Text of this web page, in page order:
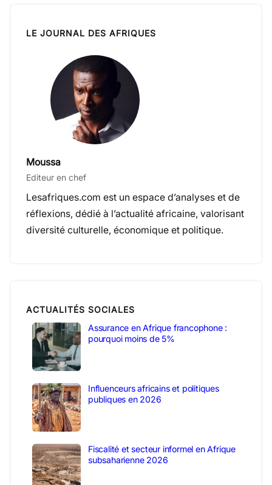
LE JOURNAL DES AFRIQUES
Moussa
Editeur en chef
Lesafriques.com est un espace d’analyses et de
réflexions, dédié à l’actualité africaine, valorisant
diversité culturelle, économique et politique.
ACTUALITÉS SOCIALES
Assurance en Afrique francophone :
pourquoi moins de 5%
Influenceurs africains et politiques
publiques en 2026
Fiscalité et secteur informel en Afrique
subsaharienne 2026